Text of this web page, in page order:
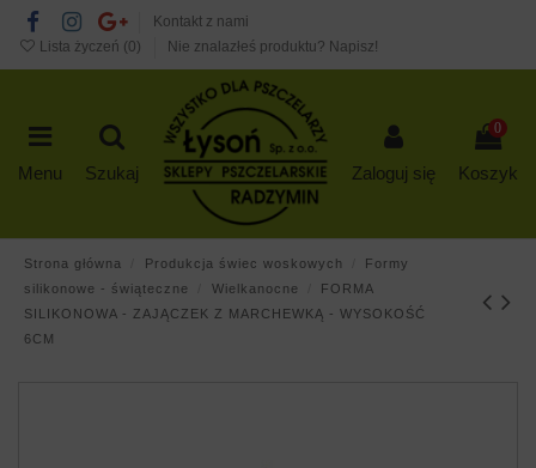
Kontakt z nami
Lista życzeń (0) Nie znalazłeś produktu? Napisz!
Menu Szukaj Zaloguj się
0
Koszyk
Strona główna Produkcja świec woskowych
Formy
silikonowe - świąteczne
Wielkanocne
FORMA
SILIKONOWA - ZAJĄCZEK Z MARCHEWKĄ - WYSOKOŚĆ
6CM